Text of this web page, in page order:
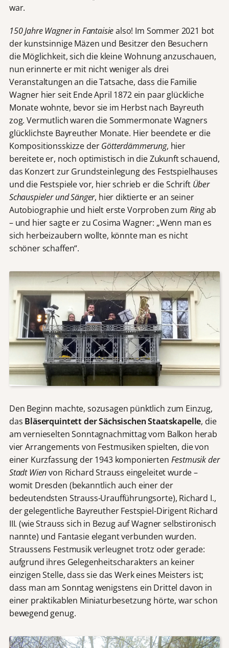
war.
150 Jahre Wagner in Fantaisiealso! Im Sommer 2021 bot
der kunstsinnige Mäzen und Besitzer den Besuchern
die Möglichkeit, sich die kleine Wohnung anzuschauen,
nun erinnerte er mit nicht weniger als drei
Veranstaltungen an die Tatsache, dass die Familie
Wagner hier seit Ende April 1872 ein paar glückliche
Monate wohnte, bevor sie im Herbst nach Bayreuth
zog. Vermutlich waren die Sommermonate Wagners
glücklichste Bayreuther Monate. Hier beendete er die
Kompositionsskizze derGötterdämmerung, hier
bereitete er, noch optimistisch in die Zukunft schauend,
das Konzert zur Grundsteinlegung des Festspielhauses
und die Festspiele vor, hier schrieb er die Schrift Über
Schauspieler und Sänger, hier diktierte er an seiner
Autobiographie und hielt erste Vorproben zum Ringab
– und hier sagte er zu Cosima Wagner: „Wenn man es
sich herbeizaubern wollte, könnte man es nicht
schöner schaffen“.
Den Beginn machte, sozusagen pünktlich zum Einzug,
das Bläserquintett der Sächsischen Staatskapelle, die
am vernieselten Sonntagnachmittag vom Balkon herab
vier Arrangements von Festmusiken spielten, die von
einer Kurzfassung der 1943 komponierten Festmusik der
Stadt Wienvon Richard Strauss eingeleitet wurde –
womit Dresden (bekanntlich auch einer der
bedeutendsten Strauss-Uraufführungsorte), Richard I.,
der gelegentliche Bayreuther Festspiel-Dirigent Richard
III. (wie Strauss sich in Bezug auf Wagner selbstironisch
nannte) und Fantasie elegant verbunden wurden.
Straussens Festmusik verleugnet trotz oder gerade:
aufgrund ihres Gelegenheitscharakters an keiner
einzigen Stelle, dass sie das Werk eines Meisters ist;
dass man am Sonntag wenigstens ein Drittel davon in
einer praktikablen Miniaturbesetzung hörte, war schon
bewegend genug.